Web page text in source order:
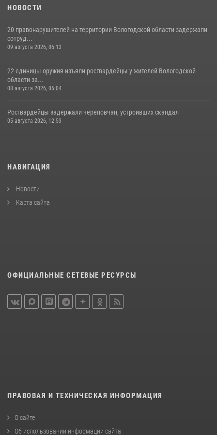
НОВОСТИ
20 правонарушителей на территории Вологодской области задержали
сотруд...
09 августа 2026, 06:13
22 единицы оружия изъяли росгвардейцы у жителей Вологодской
области за...
08 августа 2026, 06:04
Росгвардейцы задержали череповчан, устроивших скандал
05 августа 2026, 12:53
НАВИГАЦИЯ
Новости
Карта сайта
ОФИЦИАЛЬНЫЕ СЕТЕВЫЕ РЕСУРСЫ
ПРАВОВАЯ И ТЕХНИЧЕСКАЯ ИНФОРМАЦИЯ
О сайте
Об использовании информации сайта